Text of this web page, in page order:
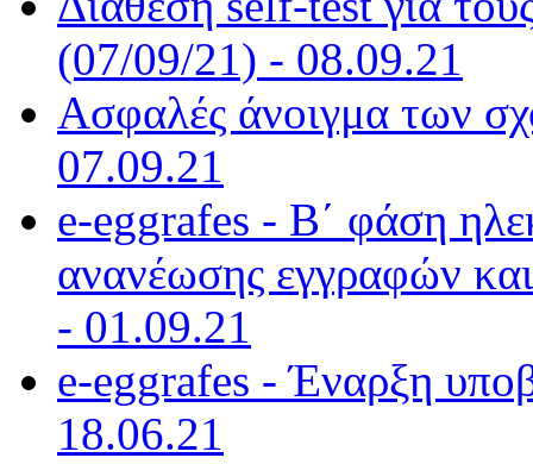
(07/09/21) - 08.09.21
Ασφαλές άνοιγμα των
07.09.21
e-eggrafes - Β΄ φάση
ανανέωσης εγγραφών
- 01.09.21
e-eggrafes - Έναρξη
18.06.21